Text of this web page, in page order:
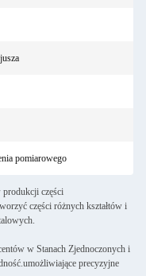
pomiarowego
części
części różnych kształtów i
w Stanach Zjednoczonych i
precyzyjne